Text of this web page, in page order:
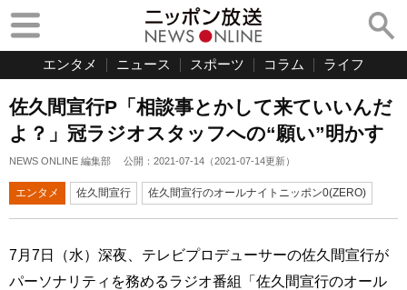
エンタメ ニュース スポーツ コラム ライフ
佐久間宣行P「相談事とかして来ていいんだ
よ？」冠ラジオスタッフへの“願い”明かす
NEWS ONLINE 編集部 公開： 2021-07-14 （2021-07-14更新）
エンタメ 佐久間宣行 佐久間宣行のオールナイトニッポン0(ZERO)
7月7日（水）深夜、テレビプロデューサーの佐久間宣行が
パーソナリティを務めるラジオ番組「佐久間宣行のオール